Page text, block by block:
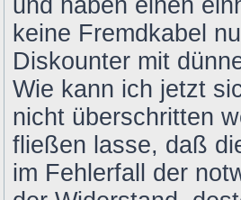
und haben einen
keine Fremdkabel
Diskounter mit
Wie kann ich jetzt
nicht überschritten
fließen lasse, daß
im Fehlerfall der